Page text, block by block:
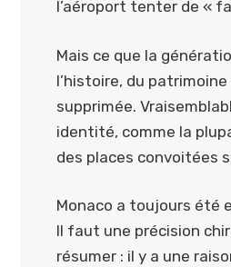
l’aéroport tenter de «
Mais ce que la
l’histoire, du
supprimée.
identité, comme la
des places convoitées
Monaco a toujours été
Il faut une précision
résumer : il y a une